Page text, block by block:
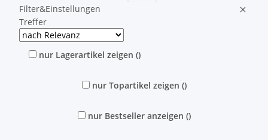
Filter&Einstellungen
Treffer
nur Lagerartikel zeigen ()
nur Topartikel zeigen ()
nur Bestseller anzeigen ()